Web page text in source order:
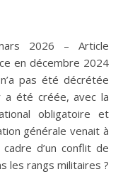
en décembre 2024
pas été décrétée
a été créée, avec la
obligatoire et
générale venait à
d’un conflit de
les rangs militaires ?